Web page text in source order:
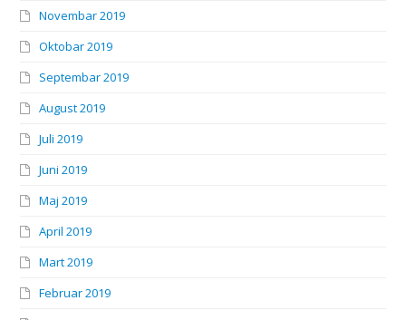
Novembar 2019
Oktobar 2019
Septembar 2019
August 2019
Juli 2019
Juni 2019
Maj 2019
April 2019
Mart 2019
Februar 2019